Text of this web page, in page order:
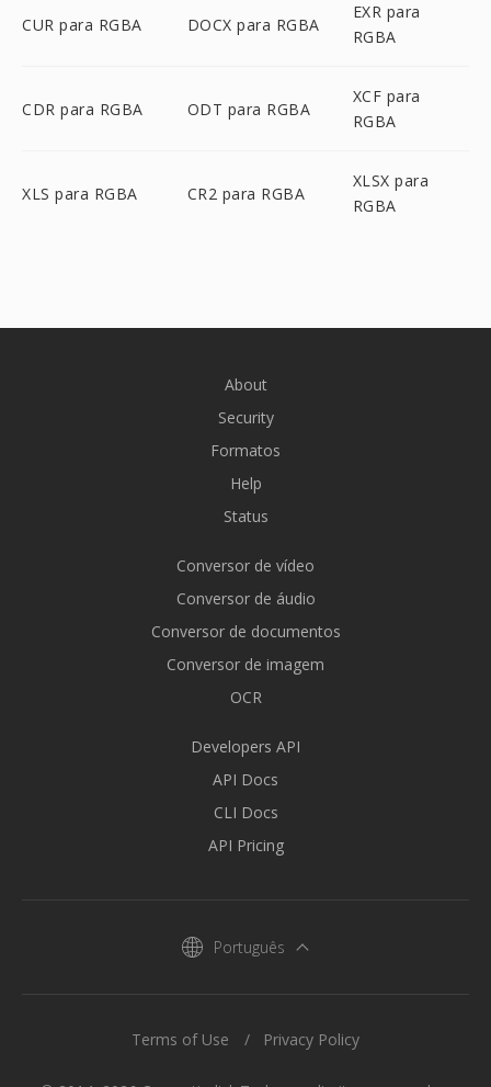
CUR para RGBA DOCX para RGBA
EXR para
RGBA
CDR para RGBA ODT para RGBA
XCF para
RGBA
XLS para RGBA CR2 para RGBA
XLSX para
RGBA
About
Security
Formatos
Help
Status
Conversor de vídeo
Conversor de áudio
Conversor de documentos
Conversor de imagem
OCR
Developers API
API Docs
CLI Docs
API Pricing
Português
Terms of Use Privacy Policy